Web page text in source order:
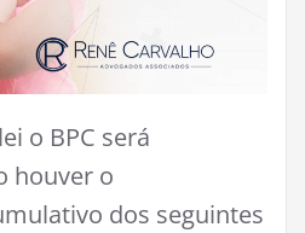
o BPC será
houver o
dos seguintes